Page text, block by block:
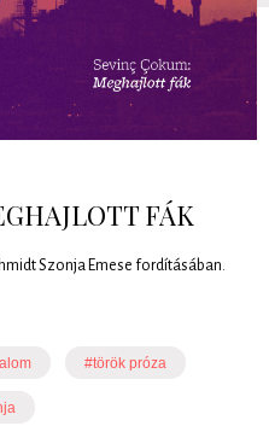
FÁK
Szonja Emese fordításában.
#török próza